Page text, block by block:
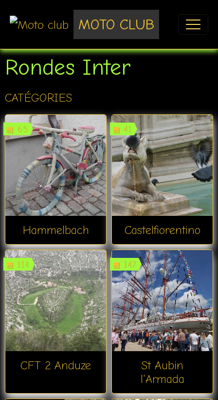
MOTO CLUB
Rondes Inter
CATÉGORIES
65
Hammelbach
41
Castelfiorentino
114
CFT 2 Anduze
147
St Aubin
l'Armada